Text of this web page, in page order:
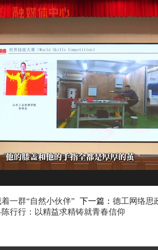
一群“自然小伙伴” 下一篇： 德工网络思
行行：以精益求精铸就青春信仰